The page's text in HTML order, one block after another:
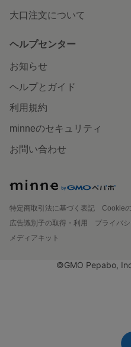
大口注文について
ヘルプセンター
お知らせ
ヘルプとガイド
利用規約
minneのセキュリティ
お問い合わせ
特定商取引法に基づく表記
Cookie
広告識別子の取得・利用
プライバ
メディアキット
©GMO Pepabo,